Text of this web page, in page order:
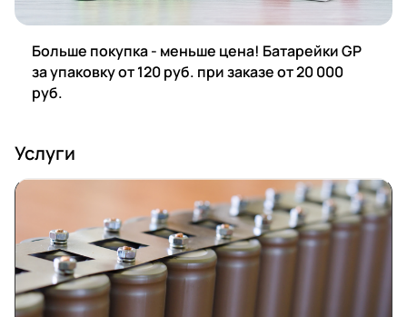
Больше покупка - меньше цена! Батарейки GP
за упаковку от 120 руб. при заказе от 20 000
руб.
Услуги